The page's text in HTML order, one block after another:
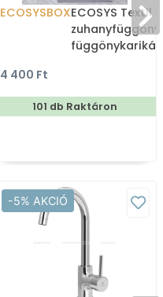
ECOSYSBOXECOSYS Textil
zuhanyfüggöny
4 400 Ft
101 db Raktáron
-5% AKCIÓ